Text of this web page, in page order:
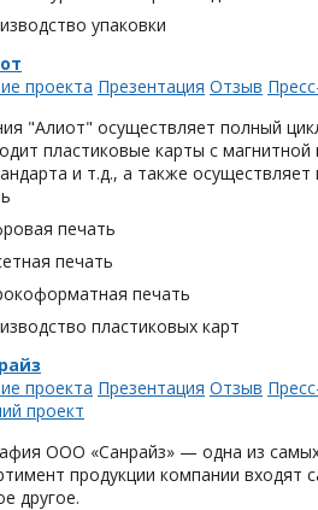
упаковки
проекта Презентация Отзыв
"Алиот" осуществляет полный
пластиковые карты с
и т.д., а также
печать
печать
печать
пластиковых карт
проекта Презентация Отзыв
ООО «Санрайз» — одна из
продукции компании
другое.